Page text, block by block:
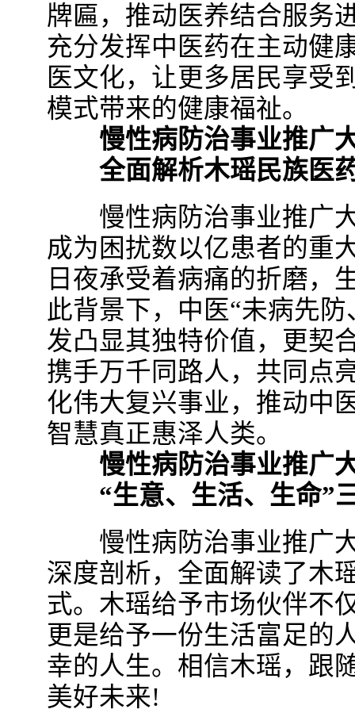
牌匾，推动医养结合服务
充分发挥中医药在主动健
医文化，让更多居民享受
模式带来的健康福祉。
慢性病防治事业推广
全面解析木瑶民族医
慢性病防治事业推广大
成为困扰数以亿患者的重
日夜承受着病痛的折磨，
此背景下，中医“未病先
发凸显其独特价值，更契
携手万千同路人，共同点
化伟大复兴事业，推动中
智慧真正惠泽人类。
慢性病防治事业推广
“生意、生活、生命”
慢性病防治事业推广大
深度剖析，全面解读了木
式。木瑶给予市场伙伴不
更是给予一份生活富足的
幸的人生。相信木瑶，跟
美好未来!